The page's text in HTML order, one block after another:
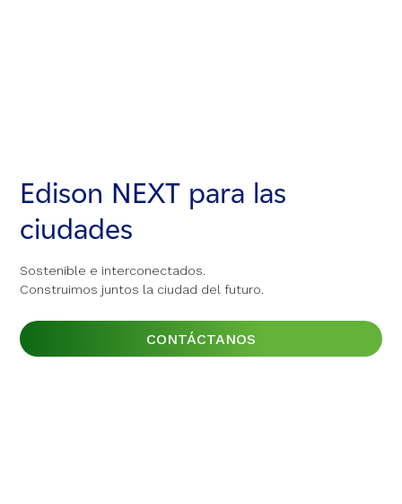
Edison NEXT para las
ciudades
Sostenible e interconectados.
Construimos juntos la ciudad del futuro.
CONTÁCTANOS
Edison NEXT para las
ciudades
Sostenible e interconectados.
Construimos juntos la ciudad del futuro.
CONTÁCTANOS
Edison NEXT para las
ciudades
Sostenible e interconectados.
Construimos juntos la ciudad del futuro.
CONTÁCTANOS